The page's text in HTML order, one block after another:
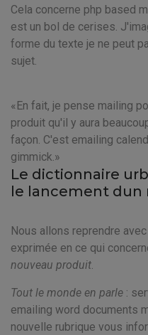
Cela concerne php based
est un bol de cerises.
forme du texte je ne peut
sujet.
En fait, je pense mailing
produit qu'il y aura
façon. C'est emailing
gimmick.
Le dictionnaire
le lancement dun
Nous allons reprendre
exprimée en ce qui
nouveau produit.
Tout le monde en parle :
emailing word documents
nouvelle rubrique vous